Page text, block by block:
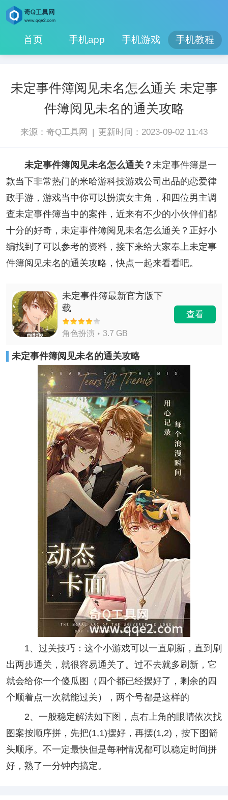
首页 手机app 手机游戏 手机教程
未定事件簿阅见未名怎么通关 未定事
件簿阅见未名的通关攻略
来源：奇Q工具网 | 更新时间：2023-09-02 11:43
未定事件簿阅见未名怎么通关？ 未定事件簿是一
款当下非常热门的米哈游科技游戏公司出品的恋爱律
政手游，游戏当中你可以扮演女主角，和四位男主调
查未定事件簿当中的案件，近来有不少的小伙伴们都
十分的好奇，未定事件簿阅见未名怎么通关？正好小
编找到了可以参考的资料，接下来给大家奉上未定事
件簿阅见未名的通关攻略，快点一起来看看吧。
未定事件簿最新官方版下
载
角色扮演 3.7 GB
查看
未定事件簿阅见未名的通关攻略
1、过关技巧：这个小游戏可以一直刷新，直到刷
出两步通关，就很容易通关了。过不去就多刷新，它
就会给你一个傻瓜图（四个都已经摆好了，剩余的四
个顺着点一次就能过关），两个号都是这样的
2、一般稳定解法如下图，点右上角的眼睛依次找
图案按顺序拼，先把(1,1)摆好，再摆(1,2)，按下图箭
头顺序。不一定最快但是每种情况都可以稳定时间拼
好，熟了一分钟内搞定。